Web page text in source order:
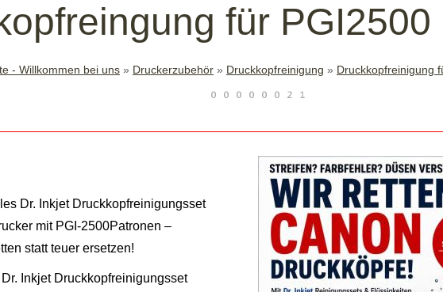
für PGI2500
- Willkommen bei uns » Druckerzubehör » Druckkopfreinigung » Druckkopfreinigung
Dr. Inkjet Druckkopfreinigungsset
mit PGI-2500Patronen –
statt teuer ersetzen!
Inkjet Druckkopfreinigungsset